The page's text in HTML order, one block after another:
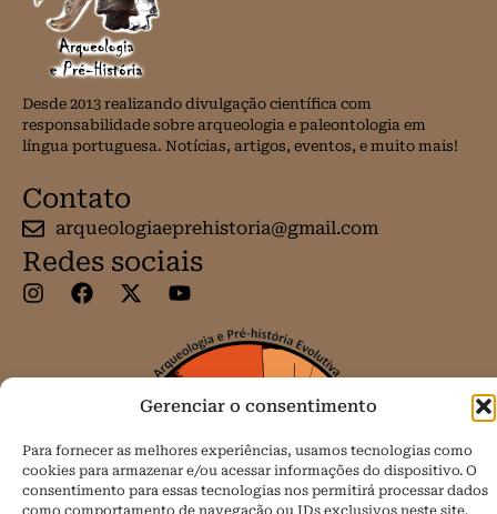
Gerenciar o consentimento
Para fornecer as melhores experiências, usamos tecnologias como
cookies para armazenar e/ou acessar informações do dispositivo. O
consentimento para essas tecnologias nos permitirá processar dados
como comportamento de navegação ou IDs exclusivos neste site.
Desde 2013 realizando divulgação científica com
responsabilidade sobre arqueologia e paleontologia em
língua portuguesa. Notícias, artigos, eventos, e muito mais!
Contato
arqueologiaeprehistoria@gmail.com
Redes sociais